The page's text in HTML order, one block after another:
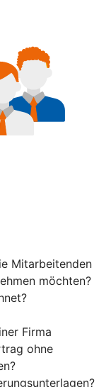
Mitarbeitenden
möchten?
Firma
ohne